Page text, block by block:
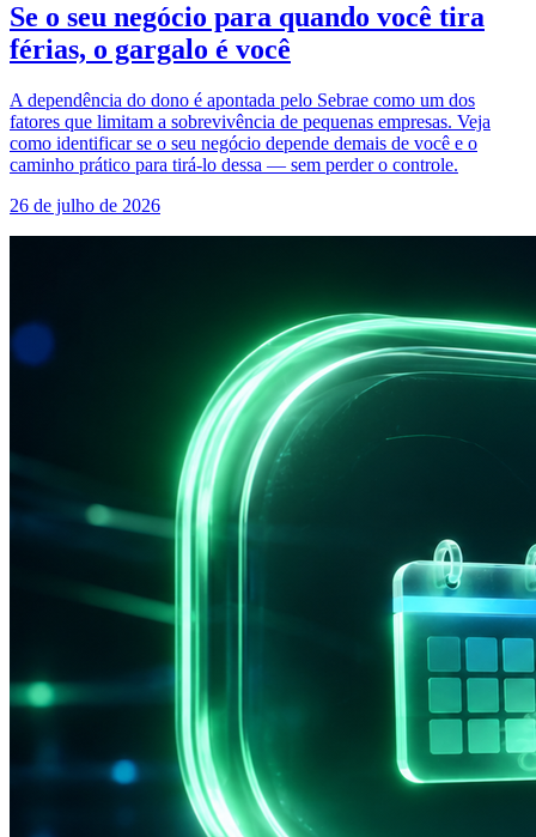
Se o seu negócio para quando você tira
férias, o gargalo é você
A dependência do dono é apontada pelo Sebrae como um dos
fatores que limitam a sobrevivência de pequenas empresas. Veja
como identificar se o seu negócio depende demais de você e o
caminho prático para tirá-lo dessa — sem perder o controle.
26 de julho de 2026